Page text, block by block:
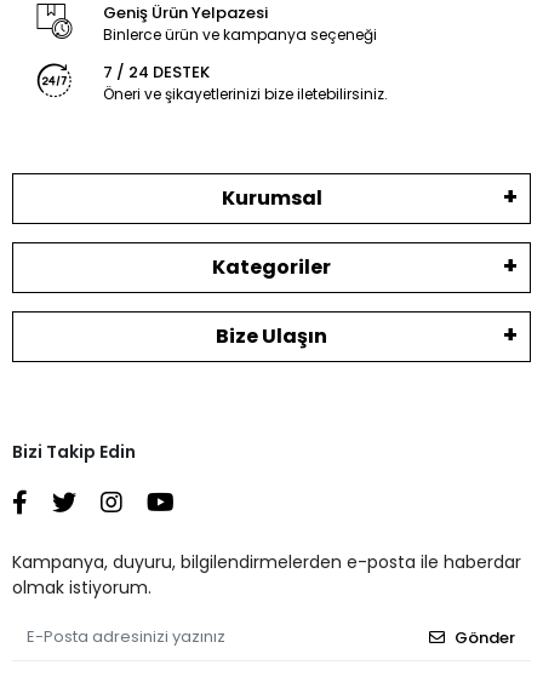
Geniş Ürün Yelpazesi
Binlerce ürün ve kampanya seçeneği
7 / 24 DESTEK
Öneri ve şikayetlerinizi bize iletebilirsiniz.
Kurumsal
Kategoriler
Bize Ulaşın
Bizi Takip Edin
Kampanya, duyuru, bilgilendirmelerden e-posta ile haberdar
olmak istiyorum.
Gönder